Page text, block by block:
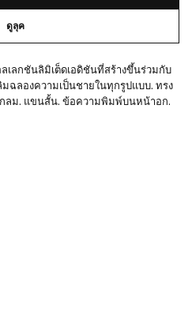
ดูลุค
ลเลกชันลิมิเต็ดเอดิชันที่สร้างขึ้นร่วมกับ
ฉลองความเป็นชายในทุกรูปแบบ. ทรง
ลม. แขนสั้น. ข้อความพิมพ์บนหน้าอก.